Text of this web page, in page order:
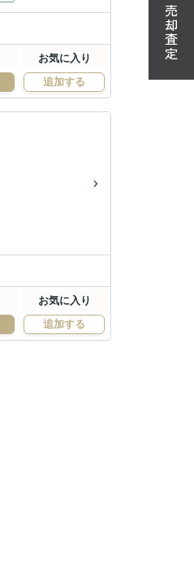
お気に入り
追加する
お気に入り
追加する
売却査定